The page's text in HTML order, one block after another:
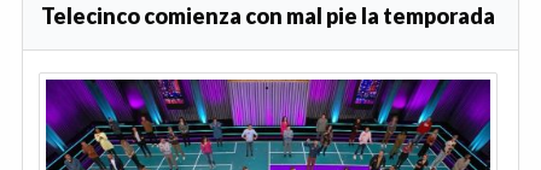
Telecinco comienza con mal pie la temporada